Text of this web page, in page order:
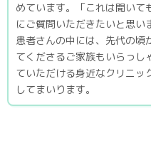
めています。「これは聞いて
にご質問いただきたいと思い
患者さんの中には、先代の
てくださるご家族もいらっし
ていただける身近なクリニッ
してまいります。